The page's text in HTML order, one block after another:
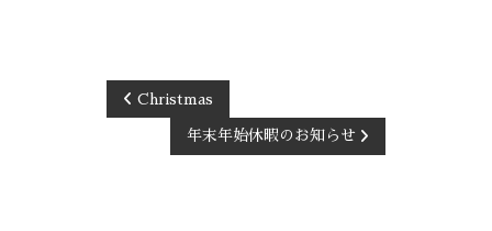
Christmas
年末年始休暇のお知らせ